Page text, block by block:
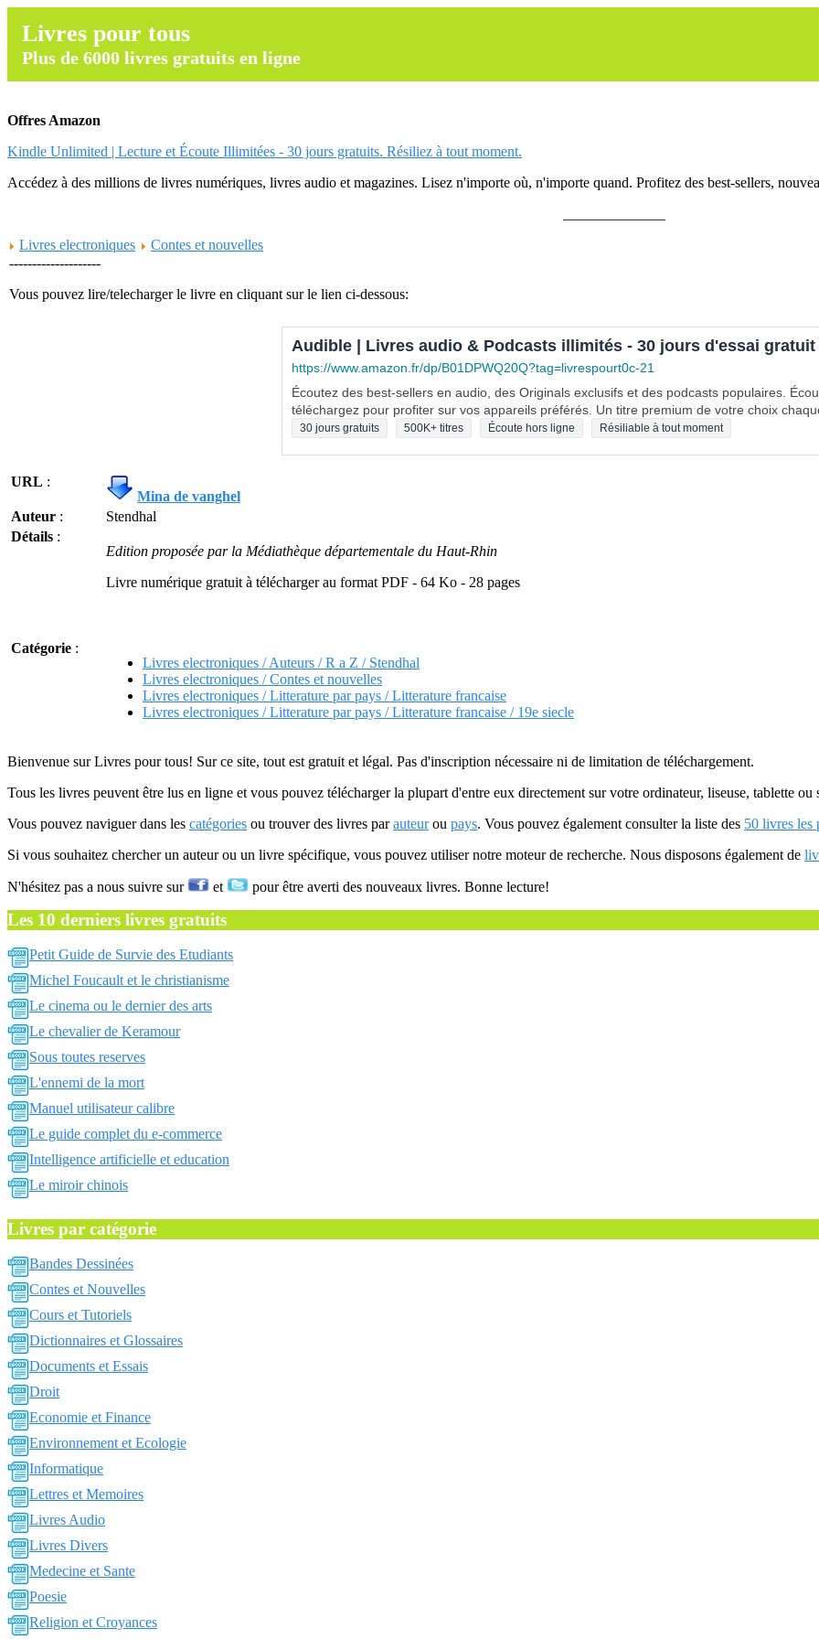
Livres pour tous
Plus de 6000 livres gratuits en ligne
Offres Amazon
Kindle Unlimited | Lecture et Écoute Illimitées - 30 jours gratuits. Résiliez à tout moment.
Accédez à des millions de livres numériques, livres audio et magazines. Lisez n'importe où, n'importe quand. Profitez des best-sellers,
Livres electroniques
Contes et nouvelles
--------------------
Vous pouvez lire/telecharger le livre en cliquant sur le lien ci-dessous:
Audible | Livres audio & Podcasts illimités - 30 jours d'essai gratuit
https://www.amazon.fr/dp/B01DPWQ20Q?tag=livrespourt0c-21
Écoutez des best-sellers en audio, des Originals exclusifs et des podcasts populaires.
téléchargez pour profiter sur vos appareils préférés. Un titre premium de votre choix
30 jours gratuits 500K+ titres Écoute hors ligne Résiliable à tout moment
URL :
Mina de vanghel
Auteur :
Stendhal
Détails :
Edition proposée par la Médiathèque départementale du Haut-Rhin
Livre numérique gratuit à télécharger au format PDF - 64 Ko - 28 pages
Catégorie :
Livres electroniques / Auteurs / R a Z / Stendhal
Livres electroniques / Contes et nouvelles
Livres electroniques / Litterature par pays / Litterature francaise
Livres electroniques / Litterature par pays / Litterature francaise / 19e siecle
Bienvenue sur Livres pour tous! Sur ce site, tout est gratuit et légal. Pas d'inscription nécessaire ni de limitation de téléchargement.
Tous les livres peuvent être lus en ligne et vous pouvez télécharger la plupart d'entre eux directement sur votre ordinateur, liseuse, tablette ou
Vous pouvez naviguer dans les catégories ou trouver des livres parauteurou pays. Vous pouvez également consulter la liste des 50 livres les
Si vous souhaitez chercher un auteur ou un livre spécifique, vous pouvez utiliser notre moteur de recherche. Nous disposons également de
N'hésitez pas a nous suivre sur et pour être averti des nouveaux livres. Bonne lecture!
Les 10 derniers livres gratuits
Petit Guide de Survie des Etudiants
Michel Foucault et le christianisme
Le cinema ou le dernier des arts
Le chevalier de Keramour
Sous toutes reserves
L'ennemi de la mort
Manuel utilisateur calibre
Le guide complet du e-commerce
Intelligence artificielle et education
Le miroir chinois
Livres par catégorie
Bandes Dessinées
Contes et Nouvelles
Cours et Tutoriels
Dictionnaires et Glossaires
Documents et Essais
Droit
Economie et Finance
Environnement et Ecologie
Informatique
Lettres et Memoires
Livres Audio
Livres Divers
Medecine et Sante
Poesie
Religion et Croyances